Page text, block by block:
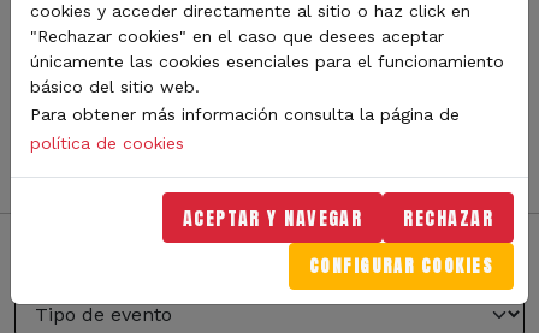
Sigue de cerca todas las novedades de MotorLand
Aragón. Aquí encontrarás noticias sobre eventos,
competiciones, pilotos, novedades del circuito y
mucho más. Filtra por categoría o tipo de contenido y
no te pierdas nada del mundo del motor.
cookies y acceder directamente al sitio o haz click en
"Rechazar cookies" en el caso que desees aceptar
únicamente las cookies esenciales para el funcionamiento
básico del sitio web.
Para obtener más información consulta la página de
política de cookies
ACEPTAR Y NAVEGAR RECHAZAR
CONFIGURAR COOKIES